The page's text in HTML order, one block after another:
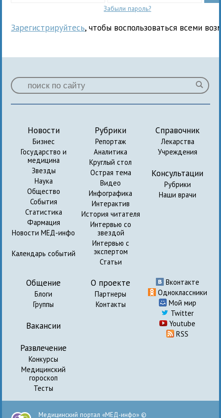
Забыли пароль?
Зарегистрируйтесь, чтобы воспользоваться всеми
Новости
Бизнес
Государство и
медицина
Звезды
Наука
Общество
События
Статистика
Фармация
Новости МЕД-инфо
Календарь событий
Рубрики
Репортаж
Аналитика
Круглый стол
Острая тема
Видео
Инфографика
Интерактив
История читателя
Интервью со
звездой
Интервью с
экспертом
Статьи
Справочник
Лекарства
Учреждения
Консультации
Рубрики
Наши врачи
Общение
Блоги
Группы
Вакансии
Развлечение
Конкурсы
Медицинский
гороскоп
Тесты
О проекте
Партнеры
Контакты
Вконтакте
Одноклассники
Мой мир
Twitter
Youtube
RSS
Медицинский портал «МЕД-инфо» ©